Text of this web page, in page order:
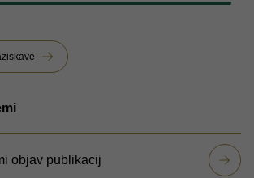
objav publikacij